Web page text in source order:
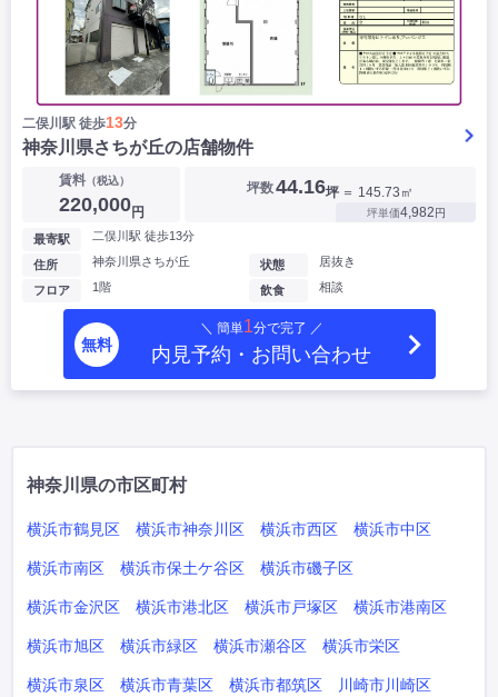
二俣川駅 徒歩13分
神奈川県さちが丘の店舗物件
賃料（税込）
220,000円
坪数44.16坪 ＝ 145.73㎡
坪単価4,982円
最寄駅 二俣川駅 徒歩13分
住所 神奈川県さちが丘
フロア 1階
状態 居抜き
飲食 相談
無料
＼ 簡単1分で完了 ／
内見予約・お問い合わせ
神奈川県の市区町村
横浜市鶴見区 横浜市神奈川区 横浜市西区 横浜市中区
横浜市南区 横浜市保土ケ谷区 横浜市磯子区
横浜市金沢区 横浜市港北区 横浜市戸塚区 横浜市港南区
横浜市旭区 横浜市緑区 横浜市瀬谷区 横浜市栄区
横浜市泉区 横浜市青葉区 横浜市都筑区 川崎市川崎区